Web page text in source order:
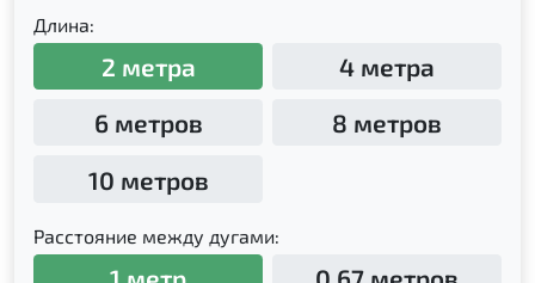
Длина:
2 метра
4 метра
6 метров
8 метров
10 метров
Расстояние между дугами: